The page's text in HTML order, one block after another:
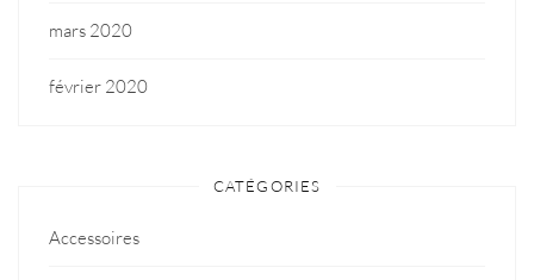
mars 2020
février 2020
CATÉGORIES
Accessoires